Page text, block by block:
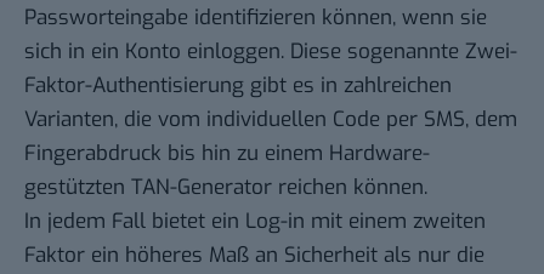
Passworteingabe identifizieren können, wenn sie
sich in ein Konto einloggen. Diese sogenannte Zwei-
Faktor-Authentisierung gibt es in zahlreichen
Varianten, die vom individuellen Code per SMS, dem
Fingerabdruck bis hin zu einem Hardware-
gestützten TAN-Generator reichen können.
In jedem Fall bietet ein Log-in mit einem zweiten
Faktor ein höheres Maß an Sicherheit als nur die